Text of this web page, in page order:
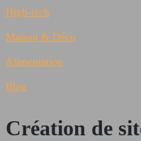
High-tech
Maison & Déco
Alimentation
Blog
Création de